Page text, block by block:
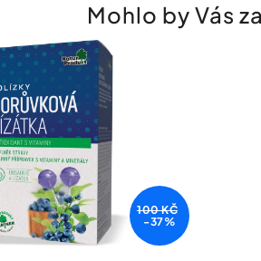
Mohlo by Vás
100 KČ
-37%